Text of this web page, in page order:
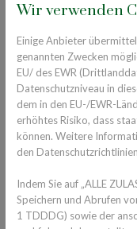
Webseite, von
Rechners sowie
Eine Zusammenführung
wird nicht vorgenommen
Die genannten Daten
verarbeitet:
Gewährleistung
Nutzung unserer
Auswertung der
Wir verwenden
Einige Anbieter
genannten Zwecken
EU/ des EWR
Datenschutzniveau in
dem in den EU-/EWR-
erhöhtes Risiko, dass
können. Weitere
den
Indem Sie auf „ALLE
Speichern und Abrufen
1 TDDDG) sowie der